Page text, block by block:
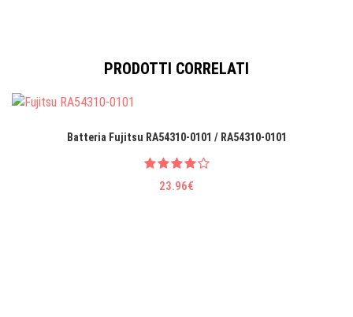
PRODOTTI CORRELATI
Batteria Fujitsu RA54310-0101 / RA54310-0101
23.96€